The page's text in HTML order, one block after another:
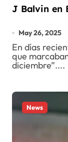
J Balvin en
May 26, 2025
En días recientes Bogota despertó con carteles
que
diciembre”....
News